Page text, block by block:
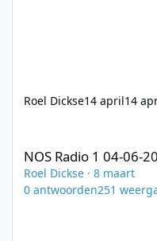
Roel Dickse14 april14
NOS Radio 1 04-06-
Roel Dickse · 8 maart
0 antwoorden251